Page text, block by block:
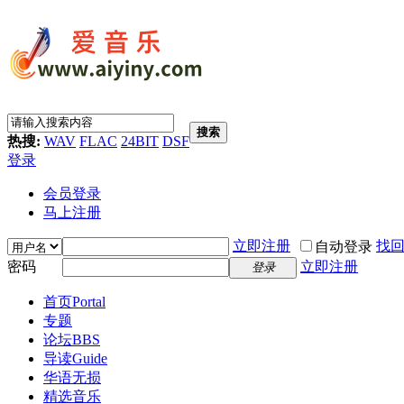
热搜: WAV FLAC 24BIT DSF
搜索
登录
会员登录
马上注册
立即注册 自动登录 找
密码
登录 立即注册
首页Portal
专题
论坛BBS
导读Guide
华语无损
精选音乐